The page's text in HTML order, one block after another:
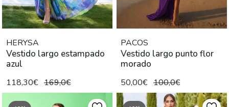
HERYSA
Vestido largo estampado
azul
118,30€ 169,0€
PACOS
Vestido largo punto flor
morado
50,00€ 100,0€